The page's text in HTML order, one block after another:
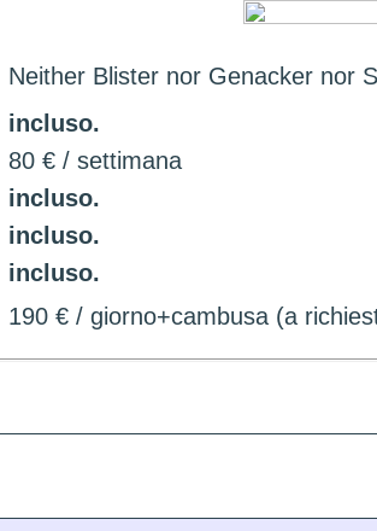
Neither Blister nor Genacker nor
incluso.
80 € / settimana
incluso.
incluso.
incluso.
190 € / giorno+cambusa (a